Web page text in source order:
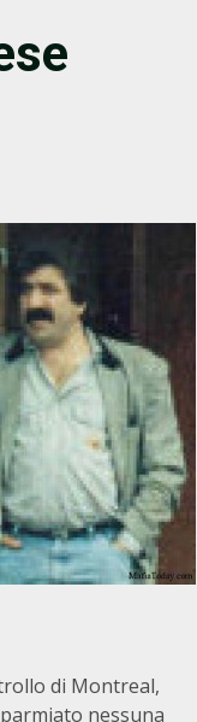
di Montreal,
nessuna